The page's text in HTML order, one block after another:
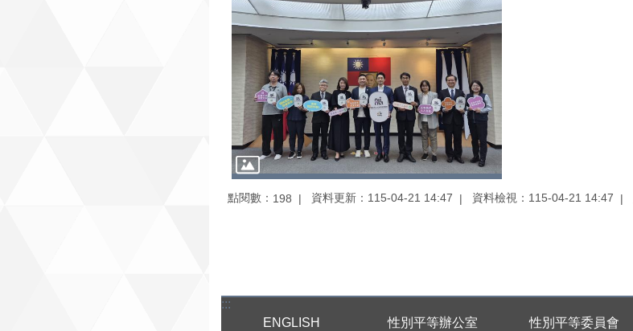
點閱數： 198 資料更新：115-04-21 14:47 資料檢視：115-04-21 14:47
:::
ENGLISH
性別平等辦公室 性別平等委員會